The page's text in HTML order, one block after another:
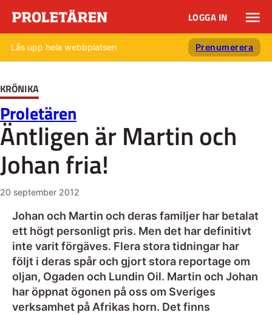
LOGGA IN
Lås upp hela webbplatsen Prenumerera
KRÖNIKA
Proletären
Äntligen är Martin och
Johan fria!
20 september 2012
Johan och Martin och deras familjer har betalat
ett högt personligt pris. Men det har definitivt
inte varit förgäves. Flera stora tidningar har
följt i deras spår och gjort stora reportage om
oljan, Ogaden och Lundin Oil. Martin och Johan
har öppnat ögonen på oss om Sveriges
verksamhet på Afrikas horn. Det finns